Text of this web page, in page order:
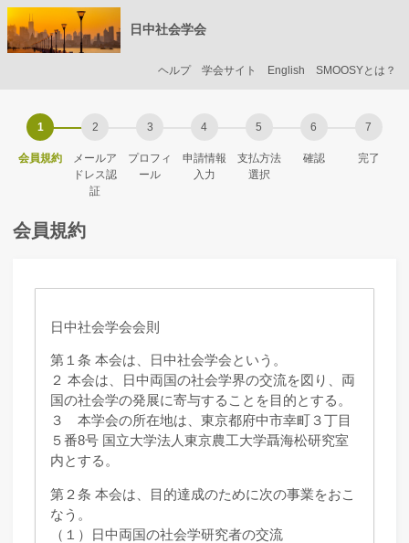
日中社会学会
ヘルプ 学会サイト English SMOOSYとは？
会員規約
メールア
ドレス認
証
プロフィ
ール
申請情報
入力
支払方法
選択
確認 完了
会員規約
日中社会学会会則
第１条 本会は、日中社会学会という。
２ 本会は、日中両国の社会学界の交流を図り、両
国の社会学の発展に寄与することを目的とする。
３ 本学会の所在地は、東京都府中市幸町３丁目
５番8号 国立大学法人東京農工大学聶海松研究室
内とする。
第２条 本会は、目的達成のために次の事業をおこ
なう。
（１）日中両国の社会学研究者の交流